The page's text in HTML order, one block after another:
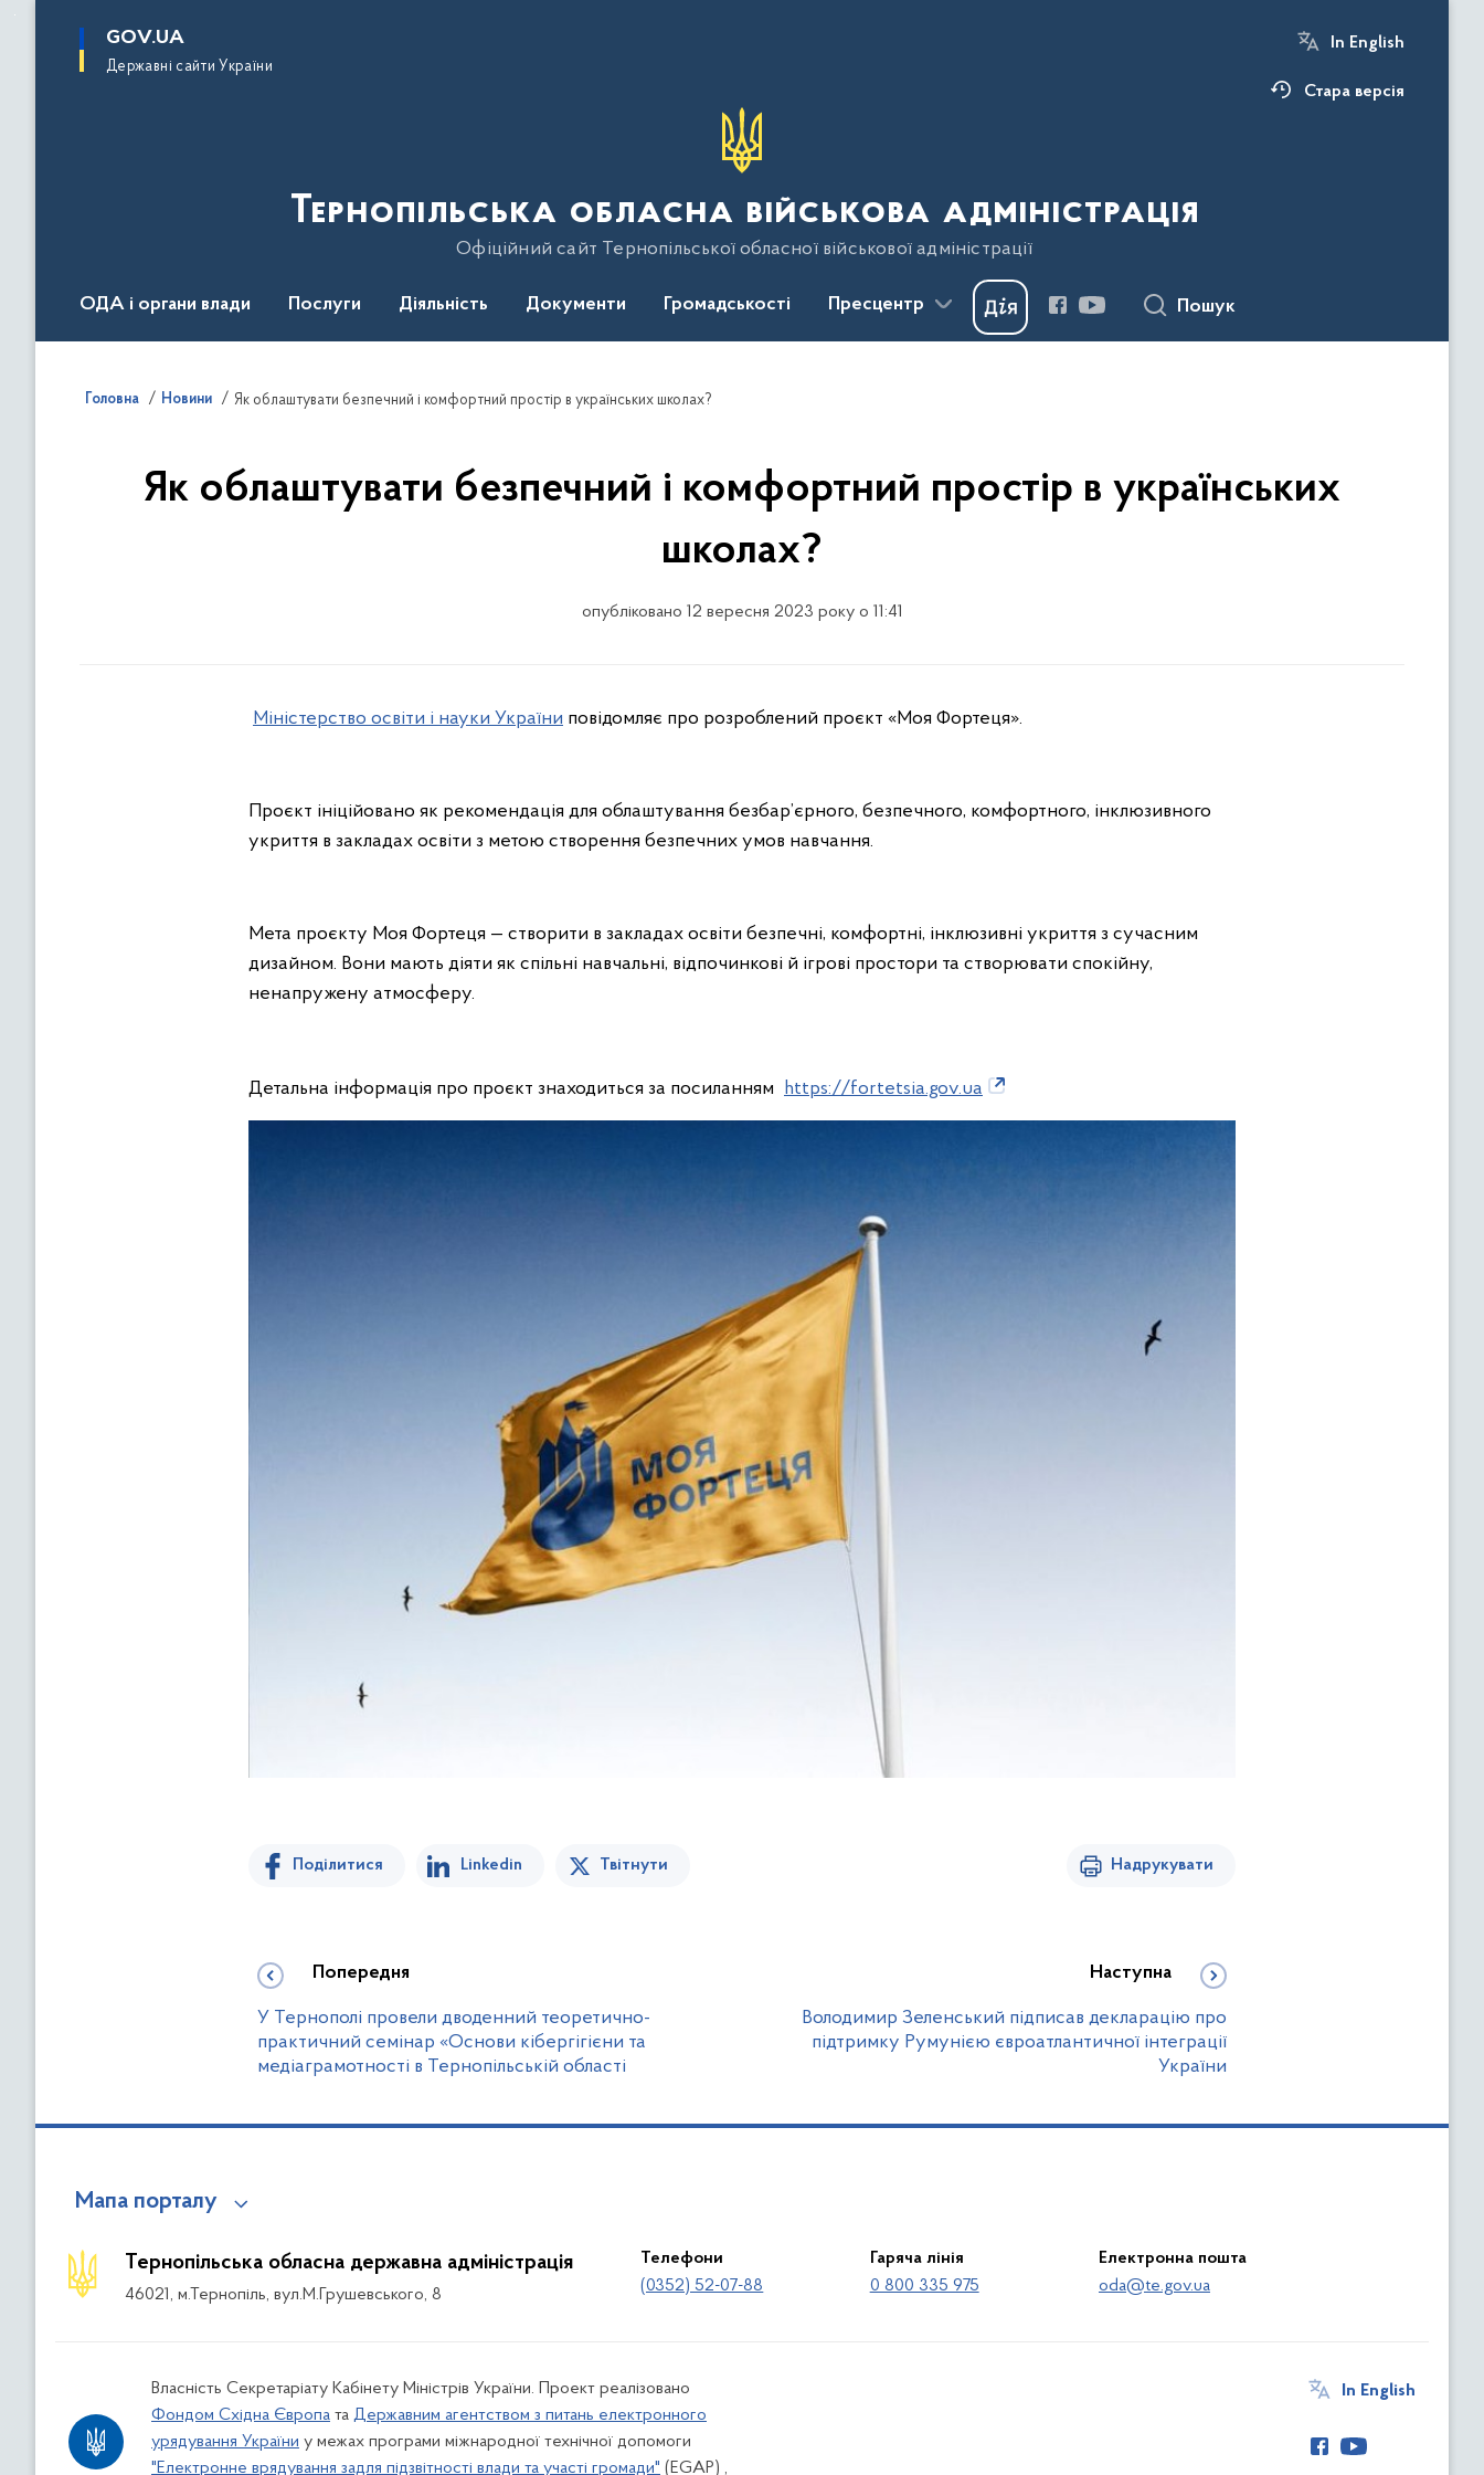
основного
GOV.UA
Державні сайти України
In English
Стара версія
Тернопільська обласна військова адміністрація
Офіційний сайт Тернопільської обласної військової адміністрації
ОДА і органи влади Послуги Діяльність Документи Громадськості Пресцентр Пошук
Головна Новини Як облаштувати безпечний і комфортний простір в українських школах?
Як облаштувати безпечний і комфортний простір в українських
школах?
опубліковано 12 вересня 2023 року о 11:41
Міністерство освіти і науки України повідомляє про розроблений проєкт «Моя Фортеця».
Проєкт ініційовано як рекомендація для облаштування безбар’єрного, безпечного, комфортного, інклюзивного
укриття в закладах освіти з метою створення безпечних умов навчання.
Мета проєкту Моя Фортеця — створити в закладах освіти безпечні, комфортні, інклюзивні укриття з сучасним
дизайном. Вони мають діяти як спільні навчальні, відпочинкові й ігрові простори та створювати спокійну,
ненапружену атмосферу.
Детальна інформація про проєкт знаходиться за посиланням https://fortetsia.gov.ua
Поділитися Linkedin Твітнути Надрукувати
Попередня
У Тернополі провели дводенний теоретично-
практичний семінар «Основи кібергігієни та
медіаграмотності в Тернопільській області
Наступна
Володимир Зеленський підписав декларацію про
підтримку Румунією євроатлантичної інтеграції
України
Мапа порталу
Тернопільська обласна державна адміністрація
46021, м.Тернопіль, вул.М.Грушевського, 8
Телефони
(0352) 52-07-88
Гаряча лінія
0 800 335 975
Електронна пошта
oda@te.gov.ua
Власність Секретаріату Кабінету Міністрів України. Проект реалізовано
Фондом Східна Європа та Державним агентством з питань електронного
урядування України у межах програми міжнародної технічної допомоги
"Електронне врядування задля підзвітності влади та участі громади" (EGAP) ,
In English